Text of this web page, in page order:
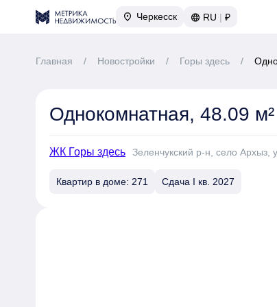
Черкесск RU | ₽
Главная / Новостройки / Горы здесь /
Однокомнатная, 48.09 м²
ЖК Горы здесь Зеленчукский р-н, село Архыз,
Квартир в доме: 271 Сдача I кв. 2027